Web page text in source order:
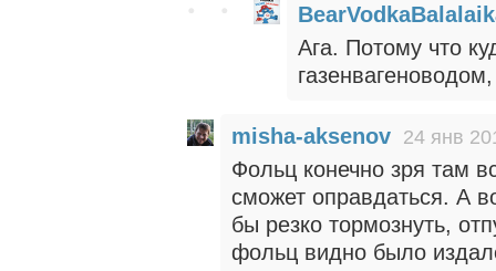
Ага. Потому что
misha-aksenov 24 янв
Фольц конечно зря там
сможет оправдаться. А
бы резко тормознуть,
фольц видно было